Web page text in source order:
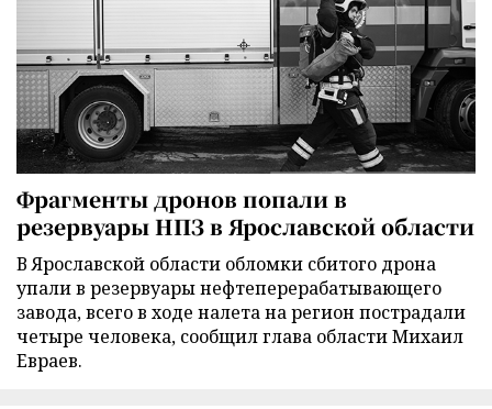
Фрагменты дронов попали в
резервуары НПЗ в Ярославской области
В Ярославской области обломки сбитого дрона
упали в резервуары нефтеперерабатывающего
завода, всего в ходе налета на регион пострадали
четыре человека, сообщил глава области Михаил
Евраев.